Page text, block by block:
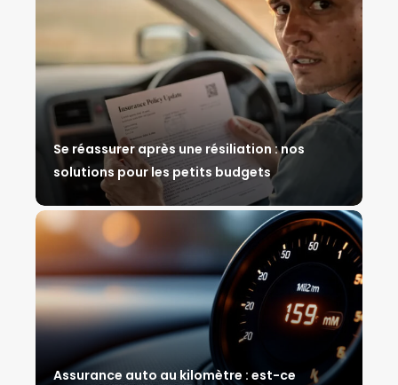
Se réassurer après une résiliation : nos
solutions pour les petits budgets
Assurance auto au kilomètre : est-ce